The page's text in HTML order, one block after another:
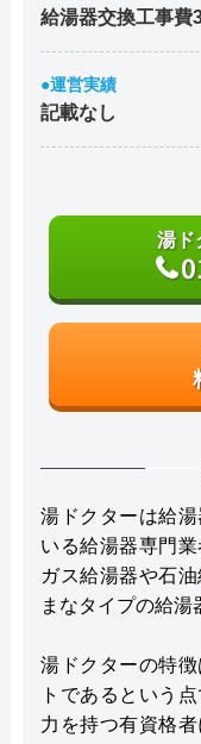
給湯器交換工事費
●運営実績
記載なし
湯ド
湯ドクターは給
いる給湯器専門
ガス給湯器や石
まなタイプの給湯
湯ドクターの特
トであるという
力を持つ有資格